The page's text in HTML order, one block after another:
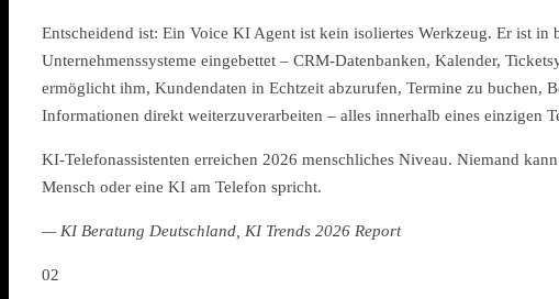
Entscheidend ist: Ein Voice KI Agent ist kein isoliertes Werkzeug. Er ist in
Unternehmenssysteme eingebettet – CRM-Datenbanken, Kalender,
ermöglicht ihm, Kundendaten in Echtzeit abzurufen, Termine zu buchen,
Informationen direkt weiterzuverarbeiten – alles innerhalb eines einzigen
KI-Telefonassistenten erreichen 2026 menschliches Niveau. Niemand
Mensch oder eine KI am Telefon spricht.
— KI Beratung Deutschland, KI Trends 2026 Report
02